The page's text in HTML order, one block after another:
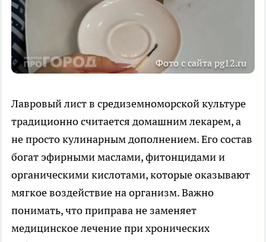
Фото с сайта pg12.ru
Лавровый лист в средиземноморской культуре
традиционно считается домашним лекарем, а
не просто кулинарным дополнением. Его состав
богат эфирными маслами, фитонцидами и
органическими кислотами, которые оказывают
мягкое воздействие на организм. Важно
понимать, что приправа не заменяет
медицинское лечение при хронических